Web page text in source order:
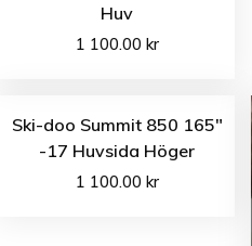
Huv
1 100.00 kr
Ski-doo Summit 850 165″
-17 Huvsida Höger
1 100.00 kr